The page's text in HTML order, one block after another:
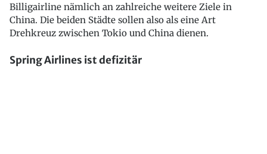
Billigairline nämlich an zahlreiche weitere Ziele in
China. Die beiden Städte sollen also als eine Art
Drehkreuz zwischen Tokio und China dienen.
Spring Airlines ist defizitär